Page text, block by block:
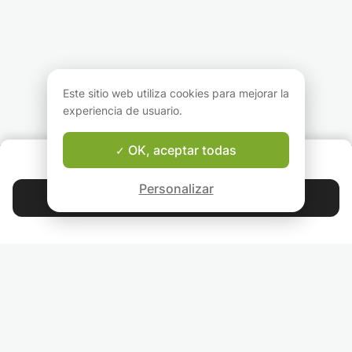
Garantía del Buen Profesor
Contactar con Armandina
4.9 44 392
Este sitio web utiliza cookies para mejorar la
experiencia de usuario.
OK, aceptar todas
Personalizar